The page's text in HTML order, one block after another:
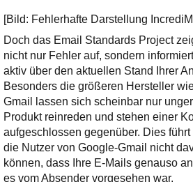
[Bild: Fehlerhafte Darstellung
Doch das Email Standards Project
nicht nur Fehler auf, sondern
aktiv über den aktuellen Stand Ihrer
Besonders die größeren Hersteller
Gmail lassen sich scheinbar nur
Produkt reinreden und stehen einer
aufgeschlossen gegenüber. Dies
die Nutzer von Google-Gmail nicht
können, dass Ihre E-Mails genauso
es vom Absender vorgesehen war.